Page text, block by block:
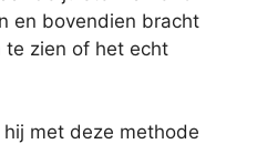
en bovendien bracht
te zien of het echt
met deze methode